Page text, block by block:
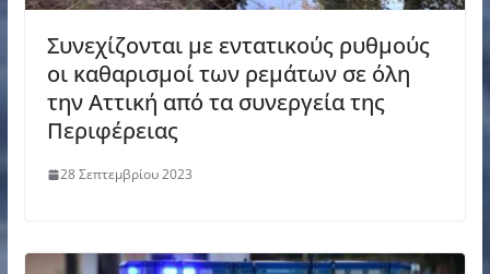
Συνεχίζονται με εντατικούς ρυθμούς
οι καθαρισμοί των ρεμάτων σε όλη
την Αττική από τα συνεργεία της
Περιφέρειας
28 Σεπτεμβρίου 2023